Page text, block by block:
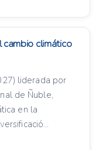
cambio climático
liderada por
de Ñuble,
en la